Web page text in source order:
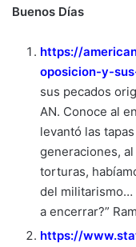
Buenos Días
https://
oposicion-y-
sus pecados
AN. Conoce al
levantó las
generaciones,
torturas,
del militarismo…
a encerrar?”
https://